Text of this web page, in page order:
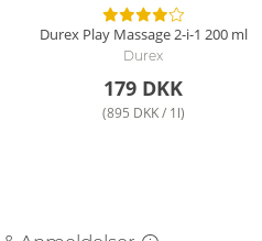
Durex Play Massage 2-i-1 200 ml
Durex
179 DKK
(895 DKK / 1l)